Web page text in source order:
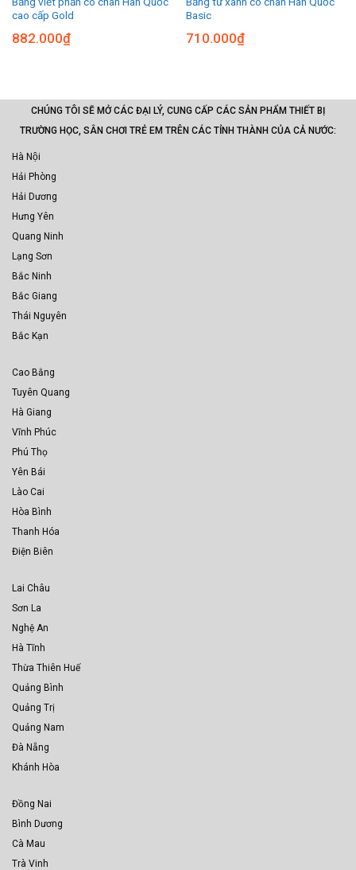
cao cấp Gold
882.000₫
Basic
710.000₫
CHÚNG TÔI SẼ MỞ CÁC ĐẠI LÝ, CUNG CẤP CÁC SẢN PHẨM THIẾT BỊ
TRƯỜNG HỌC, SÂN CHƠI TRẺ EM TRÊN CÁC TỈNH THÀNH CỦA CẢ NƯỚC:
Hà Nội
Hải Phòng
Hải Dương
Hưng Yên
Quang Ninh
Lạng Sơn
Bắc Ninh
Bắc Giang
Thái Nguyên
Bắc Kạn
Cao Bằng
Tuyên Quang
Hà Giang
Vĩnh Phúc
Phú Thọ
Yên Bái
Lào Cai
Hòa Bình
Thanh Hóa
Điện Biên
Lai Châu
Sơn La
Nghệ An
Hà Tĩnh
Thừa Thiên Huế
Quảng Bình
Quảng Trị
Quảng Nam
Đà Nẵng
Khánh Hòa
Đồng Nai
Bình Dương
Cà Mau
Trà Vinh